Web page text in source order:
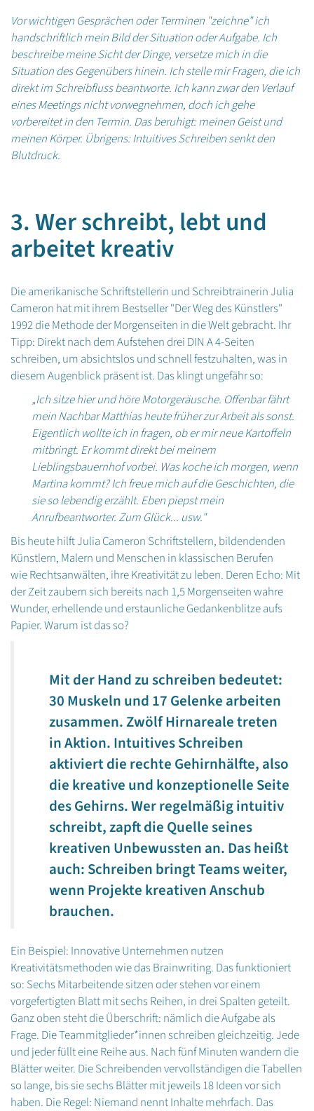
Vor wichtigen Gesprächen oder Terminen "zeichne" ich
handschriftlich mein Bild der Situation oder Aufgabe. Ich
beschreibe meine Sicht der Dinge, versetze mich in die
Situation des Gegenübers hinein. Ich stelle mir Fragen, die ich
direkt im Schreibfluss beantworte. Ich kann zwar den Verlauf
eines Meetings nicht vorwegnehmen, doch ich gehe
vorbereitet in den Termin. Das beruhigt: meinen Geist und
meinen Körper. Übrigens: Intuitives Schreiben senkt den
Blutdruck.
3. Wer schreibt, lebt und
arbeitet kreativ
Die amerikanische Schriftstellerin und Schreibtrainerin Julia
Cameron hat mit ihrem Bestseller "Der Weg des Künstlers"
1992 die Methode der Morgenseiten in die Welt gebracht. Ihr
Tipp: Direkt nach dem Aufstehen drei DIN A 4-Seiten
schreiben, um absichtslos und schnell festzuhalten, was in
diesem Augenblick präsent ist. Das klingt ungefähr so:
„Ich sitze hier und höre Motorgeräusche. Offenbar fährt
mein Nachbar Matthias heute früher zur Arbeit als sonst.
Eigentlich wollte ich in fragen, ob er mir neue Kartoffeln
mitbringt. Er kommt direkt bei meinem
Lieblingsbauernhof vorbei. Was koche ich morgen, wenn
Martina kommt? Ich freue mich auf die Geschichten, die
sie so lebendig erzählt. Eben piepst mein
Anrufbeantworter. Zum Glück... usw."
Bis heute hilft Julia Cameron Schriftstellern, bildendenden
Künstlern, Malern und Menschen in klassischen Berufen
wie Rechtsanwälten, ihre Kreativität zu leben. Deren Echo: Mit
der Zeit zaubern sich bereits nach 1,5 Morgenseiten wahre
Wunder, erhellende und erstaunliche Gedankenblitze aufs
Papier. Warum ist das so?
Mit der Hand zu schreiben bedeutet:
30 Muskeln und 17 Gelenke arbeiten
zusammen. Zwölf Hirnareale treten
in Aktion. Intuitives Schreiben
aktiviert die rechte Gehirnhälfte, also
die kreative und konzeptionelle Seite
des Gehirns. Wer regelmäßig intuitiv
schreibt, zapft die Quelle seines
kreativen Unbewussten an. Das heißt
auch: Schreiben bringt Teams weiter,
wenn Projekte kreativen Anschub
brauchen.
Ein Beispiel: Innovative Unternehmen nutzen
Kreativitätsmethoden wie das Brainwriting. Das funktioniert
so: Sechs Mitarbeitende sitzen oder stehen vor einem
vorgefertigten Blatt mit sechs Reihen, in drei Spalten geteilt.
Ganz oben steht die Überschrift: nämlich die Aufgabe als
Frage. Die Teammitglieder*innen schreiben gleichzeitig. Jede
und jeder füllt eine Reihe aus. Nach fünf Minuten wandern die
Blätter weiter. Die Schreibenden vervollständigen die Tabellen
so lange, bis sie sechs Blätter mit jeweils 18 Ideen vor sich
haben. Die Regel: Niemand nennt Inhalte mehrfach. Das